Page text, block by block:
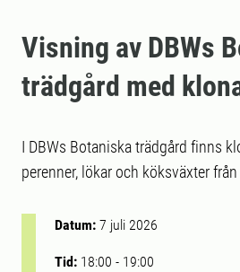
Visning av DBWs
trädgård med
I DBWs Botaniska trädgård finns
perenner, lökar och köksväxter
Datum: 7 juli 2026
Tid: 18:00 - 19:00